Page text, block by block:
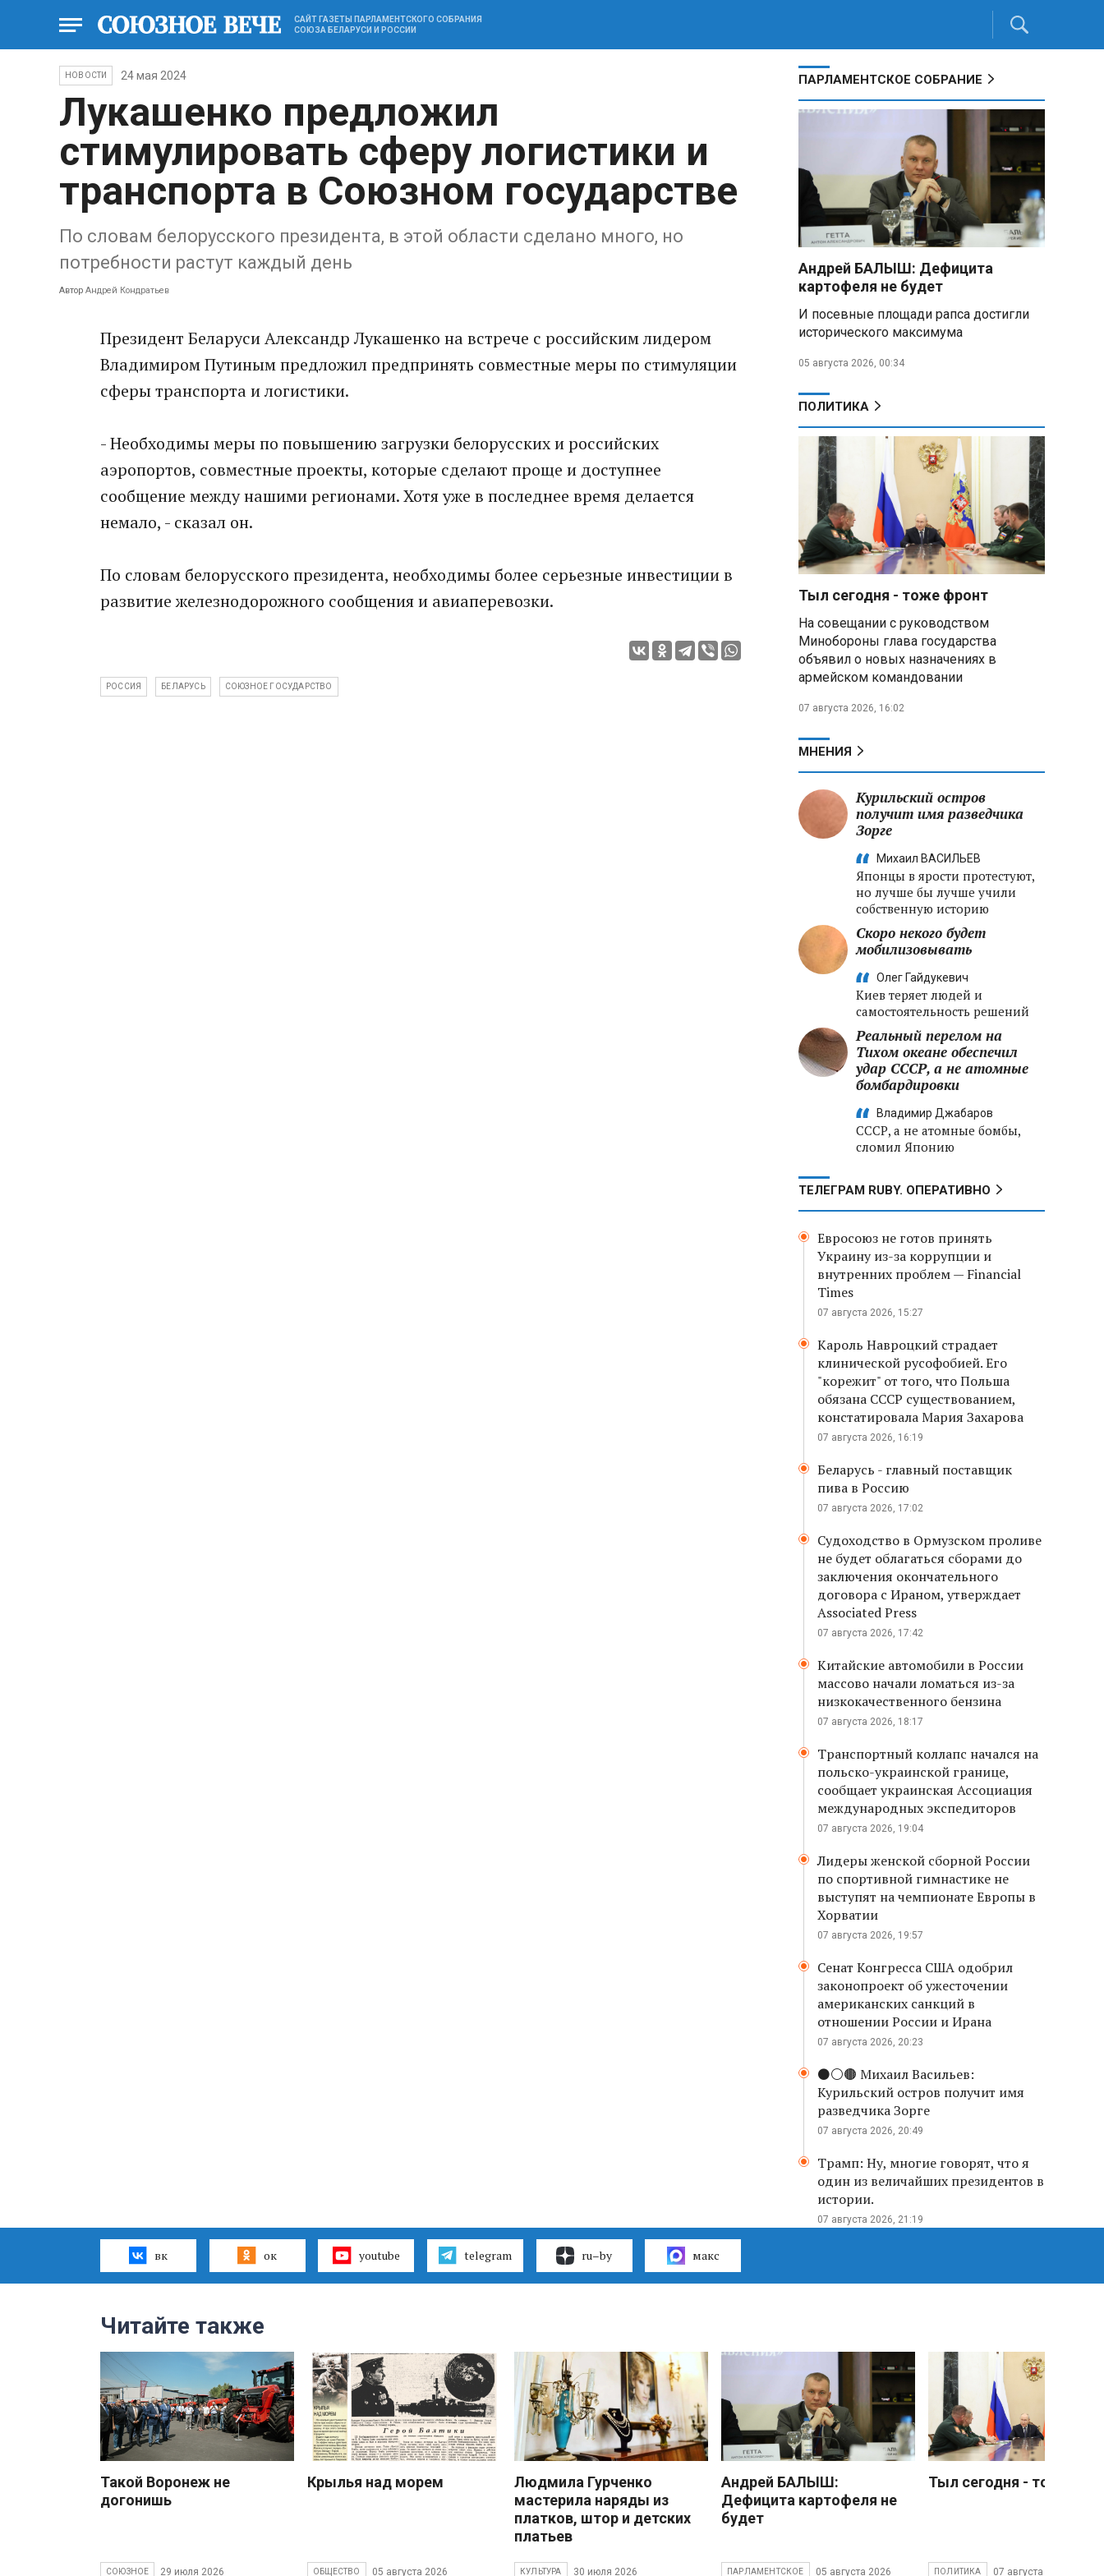
САЙТ ГАЗЕТЫ ПАРЛАМЕНТСКОГО СОБРАНИЯ
СОЮЗА БЕЛАРУСИ И РОССИИ
НОВОСТИ 24 мая 2024
Лукашенко предложил
стимулировать сферу логистики и
транспорта в Союзном государстве
По словам белорусского президента, в этой области сделано много, но
потребности растут каждый день
Автор Андрей Кондратьев
Президент Беларуси Александр Лукашенко на встрече с российским лидером
Владимиром Путиным предложил предпринять совместные меры по стимуляции
сферы транспорта и логистики.
- Необходимы меры по повышению загрузки белорусских и российских
аэропортов, совместные проекты, которые сделают проще и доступнее
сообщение между нашими регионами. Хотя уже в последнее время делается
немало, - сказал он.
По словам белорусского президента, необходимы более серьезные инвестиции в
развитие железнодорожного сообщения и авиаперевозки.
РОССИЯ БЕЛАРУСЬ СОЮЗНОЕ ГОСУДАРСТВО
ПАРЛАМЕНТСКОЕ СОБРАНИЕ
Андрей БАЛЫШ: Дефицита
картофеля не будет
И посевные площади рапса достигли
исторического максимума
05 августа 2026, 00:34
ПОЛИТИКА
Тыл сегодня - тоже фронт
На совещании с руководством
Минобороны глава государства
объявил о новых назначениях в
армейском командовании
07 августа 2026, 16:02
МНЕНИЯ
Курильский остров
получит имя разведчика
Зорге
Михаил ВАСИЛЬЕВ
Японцы в ярости протестуют,
но лучше бы лучше учили
собственную историю
Скоро некого будет
мобилизовывать
Олег Гайдукевич
Киев теряет людей и
самостоятельность решений
Реальный перелом на
Тихом океане обеспечил
удар СССР, а не атомные
бомбардировки
Владимир Джабаров
СССР, а не атомные бомбы,
сломил Японию
ТЕЛЕГРАМ RUBY. ОПЕРАТИВНО
Евросоюз не готов принять
Украину из-за коррупции и
внутренних проблем — Financial
Times
07 августа 2026, 15:27
Кароль Навроцкий страдает
клинической русофобией. Его
"корежит" от того, что Польша
обязана СССР существованием,
констатировала Мария Захарова
07 августа 2026, 16:19
Беларусь - главный поставщик
пива в Россию
07 августа 2026, 17:02
Судоходство в Ормузском проливе
не будет облагаться сборами до
заключения окончательного
договора с Ираном, утверждает
Associated Press
07 августа 2026, 17:42
Китайские автомобили в России
массово начали ломаться из-за
низкокачественного бензина
07 августа 2026, 18:17
Транспортный коллапс начался на
польско-украинской границе,
сообщает украинская Ассоциация
международных экспедиторов
07 августа 2026, 19:04
Лидеры женской сборной России
по спортивной гимнастике не
выступят на чемпионате Европы в
Хорватии
07 августа 2026, 19:57
Сенат Конгресса США одобрил
законопроект об ужесточении
американских санкций в
отношении России и Ирана
07 августа 2026, 20:23
⚫️⚪️🟤 Михаил Васильев:
Курильский остров получит имя
разведчика Зорге
07 августа 2026, 20:49
Трамп: Ну, многие говорят, что я
один из величайших президентов в
истории.
07 августа 2026, 21:19
вк ок youtube telegram ru–by макс
Читайте также
Такой Воронеж не
догонишь
СОЮЗНОЕ 29 июля 2026
Крылья над морем
ОБЩЕСТВО 05 августа 2026
Людмила Гурченко
мастерила наряды из
платков, штор и детских
платьев
КУЛЬТУРА 30 июля 2026
Андрей БАЛЫШ:
Дефицита картофеля не
будет
ПАРЛАМЕНТСКОЕ 05 августа 2026
Тыл сегодня - тоже
ПОЛИТИКА 07 августа 2026